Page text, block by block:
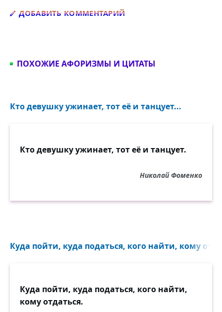
ДОБАВИТЬ КОММЕНТАРИЙ
ПОХОЖИЕ АФОРИЗМЫ И ЦИТАТЫ
Кто девушку ужинает, тот её и танцует...
Кто девушку ужинает, тот её и танцует.
Николай Фоменко
Куда пойти, куда податься, кого найти, кому
Куда пойти, куда податься, кого найти,
кому отдаться.